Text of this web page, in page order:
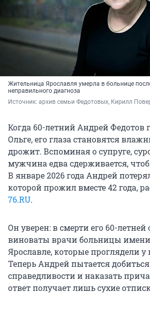
Жительница Ярославля умерла в больнице
неправильного диагноза
Источник: архив семьи Федотовых, Кирилл
Когда 60-летний Андрей Федотов
Ольге, его глаза становятся
дрожит. Вспоминая о супруге,
мужчина едва сдерживается,
В январе 2026 года Андрей
которой прожил вместе 42 года,
76.RU.
Он уверен: в смерти его 60-летней
виноваты врачи больницы
Ярославле, которые проглядели
Теперь Андрей пытается добиться
справедливости и наказать
ответ получает лишь сухие